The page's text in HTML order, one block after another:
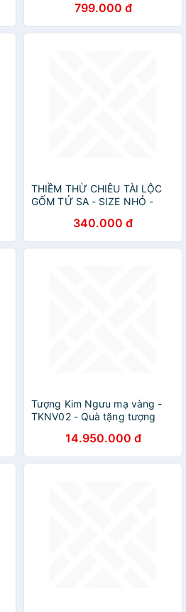
799.000 đ
THIỀM THỪ CHIÊU TÀI LỘC
GỐM TỬ SA - SIZE NHỎ -
340.000 đ
Tượng Kim Ngưu mạ vàng -
TKNV02 - Quà tặng tượng
vàng 24K cao cấp
14.950.000 đ